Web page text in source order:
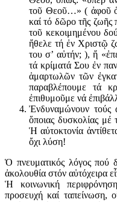
τοῦ Θεοῦ…» ( ἀφοῦ ὁ
καί τό δῶρο τῆς ζωῆς
τοῦ κεκοιμημένου
ἤθελε τή ἐν Χριστῷ
του σ’ αὐτήν; ), ἤ
τά κρίματά Σου ἐν
ἁμαρτωλῶν τῶν
παραβλέπουμε τά
ἐπιθυμοῦμε νά
Ἐνδυναμώνουν τούς
ὅποιας δυσκολίας μέ
Ἡ αὐτοκτονία
ὄχι λύση!
Ὁ πνευματικός λόγος πού
ἀκολουθία στόν αὐτόχειρα
Ἡ κοινωνική
προσευχή καί ταπείνωση,